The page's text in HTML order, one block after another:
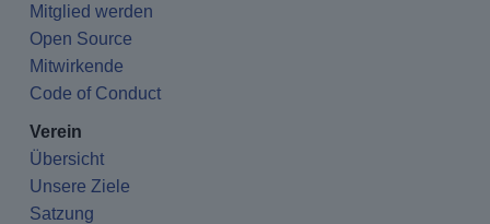
Mitglied werden
Open Source
Mitwirkende
Code of Conduct
Verein
Übersicht
Unsere Ziele
Satzung